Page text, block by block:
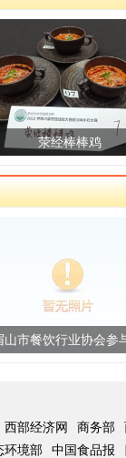
会参与首
大
西部经济网 商务部
环境部 中国食品报